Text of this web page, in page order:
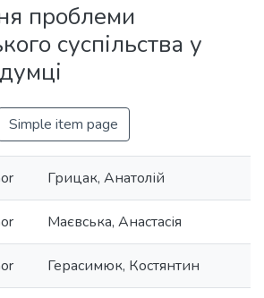
проблеми
суспільства у
Simple item page
Грицак, Анатолій
Маєвська, Анастасія
Герасимюк, Костянтин